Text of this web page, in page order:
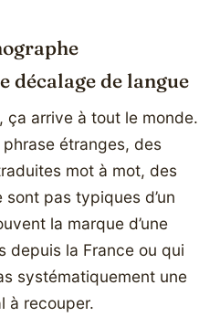
décalage de langue
ça arrive à tout le monde.
étranges, des
mot à mot, des
pas typiques d’un
la marque d’une
depuis la France ou qui
systématiquement une
à recouper.